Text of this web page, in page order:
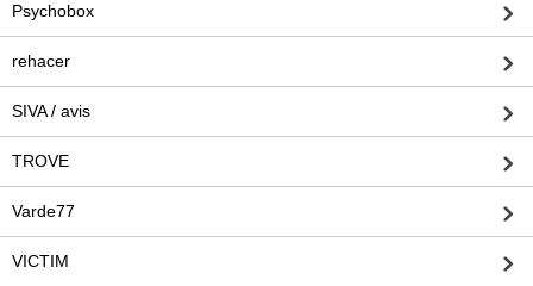
Psychobox
rehacer
SIVA / avis
TROVE
Varde77
VICTIM